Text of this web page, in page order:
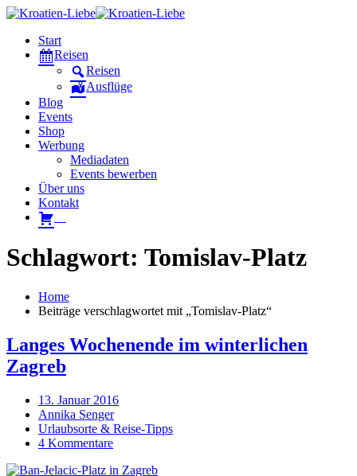
Start
Reisen
Reisen
Ausflüge
Blog
Events
Shop
Werbung
Mediadaten
Events bewerben
Über uns
Kontakt
Schlagwort: Tomislav-Platz
Home
Beiträge verschlagwortet mit „Tomislav-Platz“
Langes Wochenende im winterlichen
Zagreb
13. Januar 2016
Annika Senger
Urlaubsorte & Reise-Tipps
4 Kommentare